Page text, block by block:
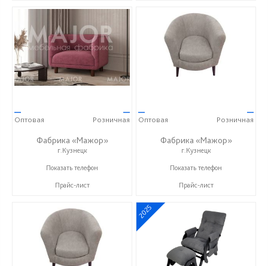
—
Оптовая
—
Розничная
Фабрика «Мажор»
г.Кузнецк
+7 (999) 611-98-99
Показать телефон
Прайс-лист
—
Оптовая
—
Розничная
Фабрика «Мажор»
г.Кузнецк
+7 (999) 611-98-99
Показать телефон
Прайс-лист
2025